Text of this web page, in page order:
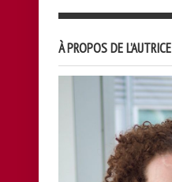
À PROPOS DE L’AUTRICE